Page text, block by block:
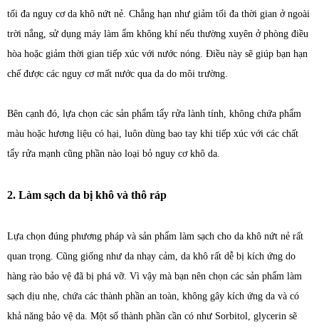
tối đa nguy cơ da khô nứt nẻ. Chẳng hạn như giảm tối đa thời gian ở ngoài
trời nắng, sử dụng máy làm ẩm không khí nếu thường xuyên ở phòng điều
hòa hoặc giảm thời gian tiếp xúc với nước nóng. Điều này sẽ giúp bạn hạn
chế được các nguy cơ mất nước qua da do môi trường.
Bên cạnh đó, lựa chọn các sản phẩm tẩy rửa lành tính, không chứa phẩm
màu hoặc hương liệu có hại, luôn dùng bao tay khi tiếp xúc với các chất
tẩy rửa mạnh cũng phần nào loại bỏ nguy cơ khô da.
2. Làm sạch da bị khô và thô ráp
Lựa chọn đúng phương pháp và sản phẩm làm sạch cho da khô nứt nẻ rất
quan trọng. Cũng giống như da nhạy cảm, da khô rất dễ bị kích ứng do
hàng rào bảo vệ đã bị phá vỡ. Vì vậy mà bạn nên chọn các sản phẩm làm
sạch dịu nhẹ, chứa các thành phần an toàn, không gây kích ứng da và có
khả năng bảo vệ da. Một số thành phần cần có như Sorbitol, glycerin sẽ